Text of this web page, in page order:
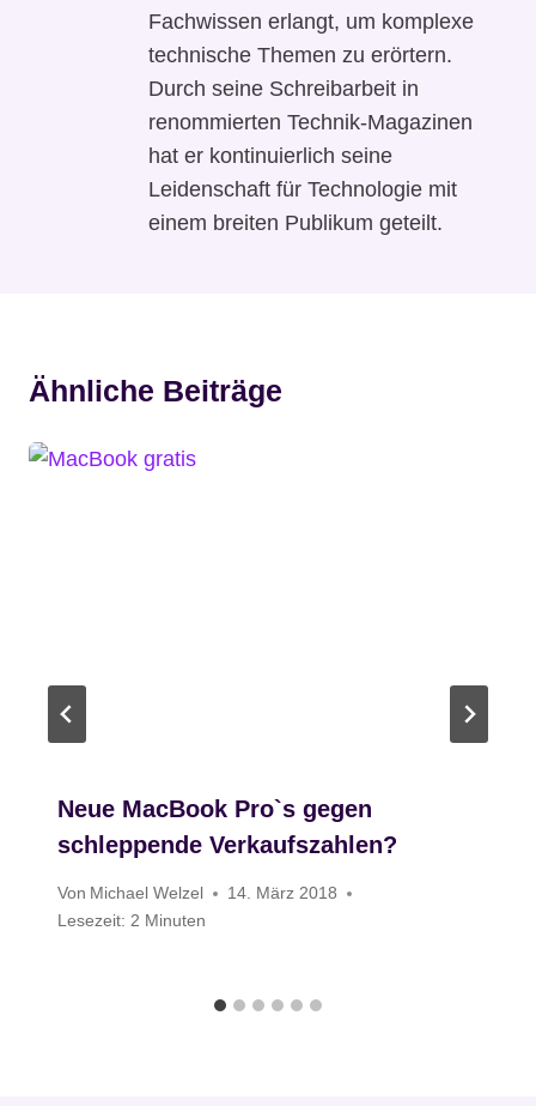
Fachwissen erlangt, um komplexe
technische Themen zu erörtern.
Durch seine Schreibarbeit in
renommierten Technik-Magazinen
hat er kontinuierlich seine
Leidenschaft für Technologie mit
einem breiten Publikum geteilt.
Ähnliche Beiträge
Neue MacBook Pro`s gegen
schleppende Verkaufszahlen?
Von Michael Welzel
14. März 2018
Lesezeit: 2 Minuten